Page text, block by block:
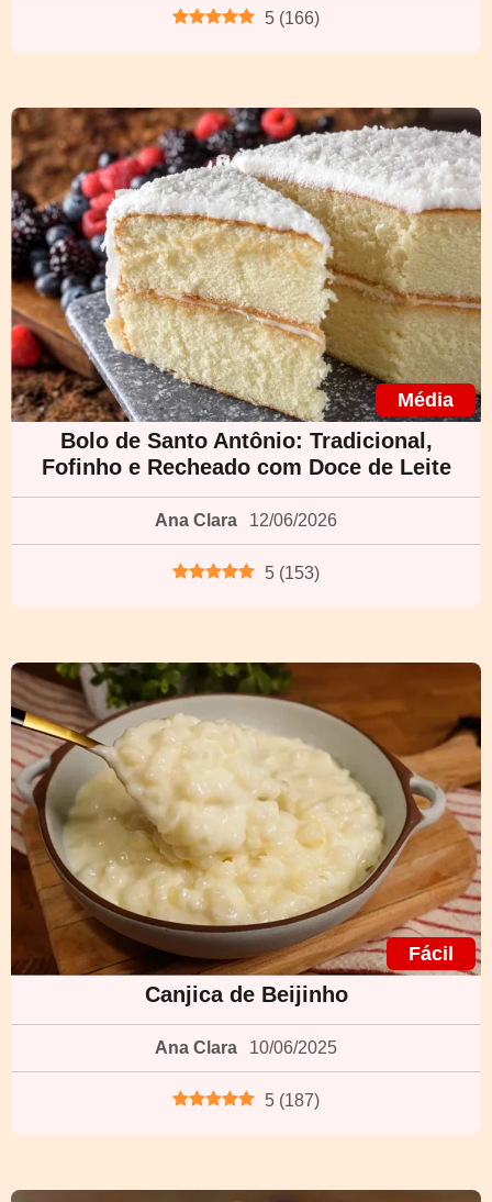
5 (166)
Média
Bolo de Santo Antônio: Tradicional,
Fofinho e Recheado com Doce de Leite
Ana Clara 12/06/2026
5 (153)
Fácil
Canjica de Beijinho
Ana Clara 10/06/2025
5 (187)